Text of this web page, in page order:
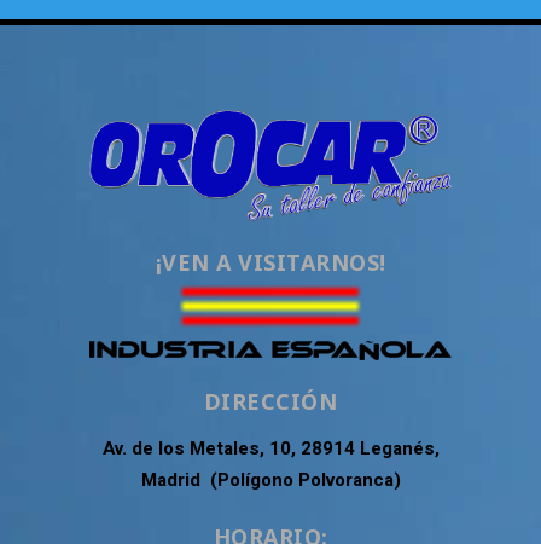
¡VEN A VISITARNOS!
DIRECCIÓN
Av. de los Metales, 10, 28914 Leganés,
Madrid (Polígono Polvoranca)
HORARIO: